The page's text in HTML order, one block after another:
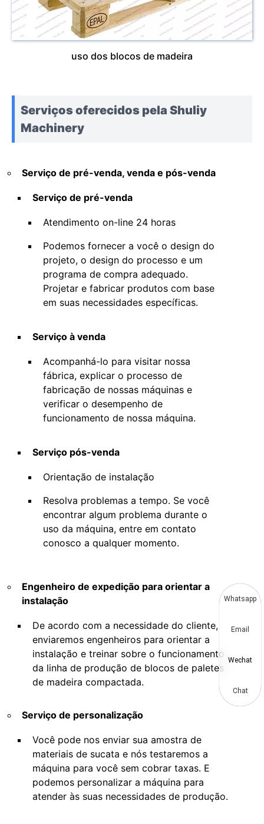
uso dos blocos de madeira
Serviços oferecidos pela Shuliy
Machinery
Serviço de pré-venda, venda e pós-venda
Serviço de pré-venda
Atendimento on-line 24 horas
Podemos fornecer a você o design do
projeto, o design do processo e um
programa de compra adequado.
Projetar e fabricar produtos com base
em suas necessidades específicas.
Serviço à venda
Acompanhá-lo para visitar nossa
fábrica, explicar o processo de
fabricação de nossas máquinas e
verificar o desempenho de
funcionamento de nossa máquina.
Serviço pós-venda
Orientação de instalação
Resolva problemas a tempo. Se você
encontrar algum problema durante o
uso da máquina, entre em contato
conosco a qualquer momento.
Engenheiro de expedição para orientar a
instalação
De acordo com a necessidade do cliente,
enviaremos engenheiros para orientar a
instalação e treinar sobre o funcionamento
da linha de produção de blocos de paletes
de madeira compactada.
Serviço de personalização
Você pode nos enviar sua amostra de
materiais de sucata e nós testaremos a
máquina para você sem cobrar taxas. E
podemos personalizar a máquina para
atender às suas necessidades de produção.
Whatsapp
Email
Wechat
Chat